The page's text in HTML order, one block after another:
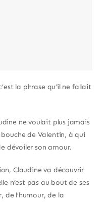
la phrase qu’il ne fallait
ne voulait plus jamais
de Valentin, à qui
dévoiler son amour.
Claudine va découvrir
n’est pas au bout de ses
de l’humour, de la